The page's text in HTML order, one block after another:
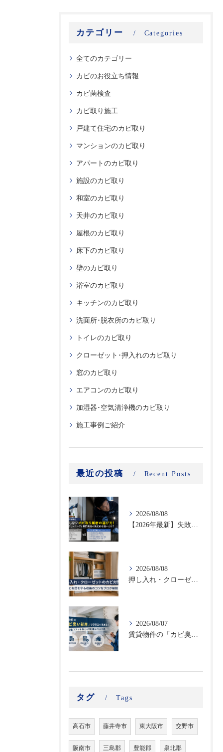
カテゴリー Categories
全てのカテゴリー
カビのお役立ち情報
カビ菌検査
カビ取り施工
戸建て住宅のカビ取り
マンションのカビ取り
アパートのカビ取り
施設のカビ取り
和室のカビ取り
天井のカビ取り
屋根のカビ取り
床下のカビ取り
壁のカビ取り
浴室のカビ取り
キッチンのカビ取り
洗面所･脱衣所のカビ取り
トイレのカビ取り
クローゼット･押入れのカビ取り
窓のカビ取り
エアコンのカビ取り
加湿器･空気清浄機のカビ取り
施工事例ご紹介
最近の投稿 Recent Posts
2026/08/08
2026/08/08
押し入れ・クローゼットのカビ対策｜衣類と布団を守る収納のコツをプロが解説
2026/08/07
タグ Tags
高石市 藤井寺市 東大阪市 交野市
阪南市 三島郡 豊能郡 泉北郡